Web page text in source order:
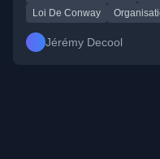
Loi De Conway
Jérémy Decool